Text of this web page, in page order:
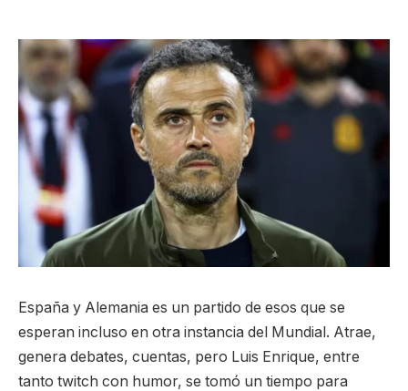
España y Alemania es un partido de esos que se
esperan incluso en otra instancia del Mundial. Atrae,
genera debates, cuentas, pero Luis Enrique, entre
tanto twitch con humor, se tomó un tiempo para